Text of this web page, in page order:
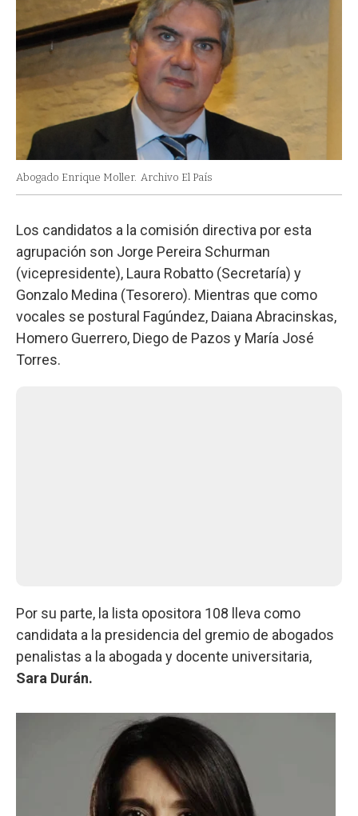
Abogado Enrique Moller. Archivo El País
Los candidatos a la comisión directiva por esta
agrupación son Jorge Pereira Schurman
(vicepresidente), Laura Robatto (Secretaría) y
Gonzalo Medina (Tesorero). Mientras que como
vocales se postural Fagúndez, Daiana Abracinskas,
Homero Guerrero, Diego de Pazos y María José
Torres.
Por su parte, la lista opositora 108 lleva como
candidata a la presidencia del gremio de abogados
penalistas a la abogada y docente universitaria,
Sara Durán.